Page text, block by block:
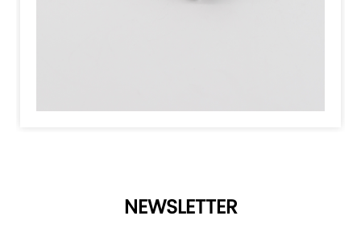
NEWSLETTER